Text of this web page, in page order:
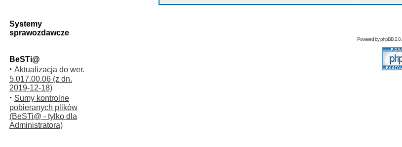
Systemy
sprawozdawcze
BeSTi@
· Aktualizacja do wer.
5.017.00.06 (z dn.
2019-12-18)
· Sumy kontrolne
pobieranych plików
(BeSTi@ - tylko dla
Administratora)
Powered byphpBB